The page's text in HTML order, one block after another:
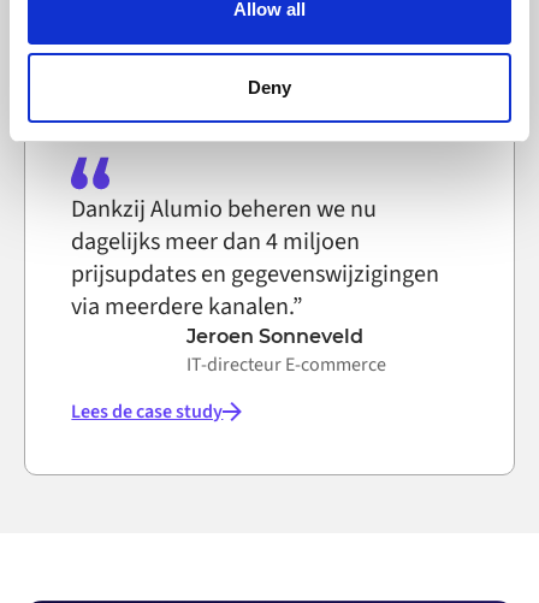
browser settings accordingly. This could affect the
functioning of the website, however. We also use third-
party ad networks for advertising certain Alumio services
on the internet
Allow all
Deny
Dankzij Alumio beheren we nu
dagelijks meer dan 4 miljoen
prijsupdates en gegevenswijzigingen
via meerdere kanalen.”
Jeroen Sonneveld
IT-directeur E-commerce
Lees de case study